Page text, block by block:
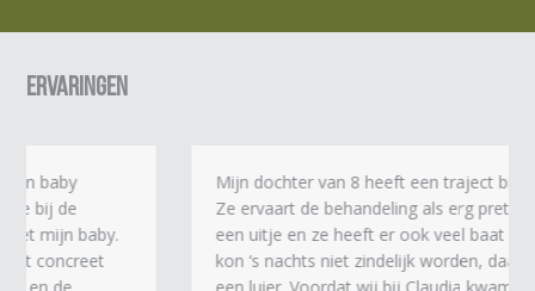
Ervaringen
Mijn dochter van 8 heeft een traject bij Claudia gehad.
Ze ervaart de behandeling als erg prettig, ze ziet het als
een uitje en ze heeft er ook veel baat bij. Mijn dochter
kon ‘s nachts niet zindelijk worden, daardoor droeg ze